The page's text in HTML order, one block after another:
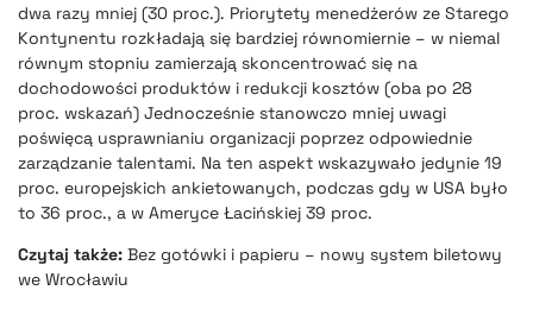
dwa razy mniej (30 proc.). Priorytety menedżerów ze Starego
Kontynentu rozkładają się bardziej równomiernie – w niemal
równym stopniu zamierzają skoncentrować się na
dochodowości produktów i redukcji kosztów (oba po 28
proc. wskazań) Jednocześnie stanowczo mniej uwagi
poświęcą usprawnianiu organizacji poprzez odpowiednie
zarządzanie talentami. Na ten aspekt wskazywało jedynie 19
proc. europejskich ankietowanych, podczas gdy w USA było
to 36 proc., a w Ameryce Łacińskiej 39 proc.
Czytaj także: Bez gotówki i papieru – nowy system biletowy
we Wrocławiu